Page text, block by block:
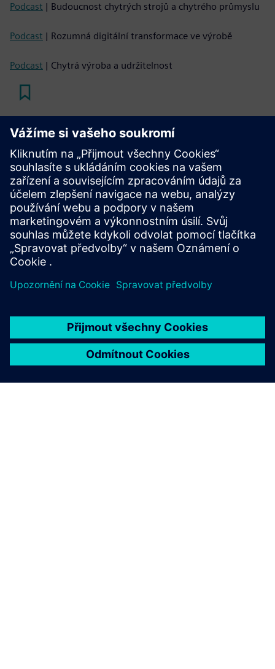
Podcast | Budoucnost chytrých strojů a chytrého průmyslu
Podcast | Rozumná digitální transformace ve výrobě
Podcast | Chytrá výroba a udržitelnost
K přečtení
Informační leták
| Využití simulace provozu a optimalizace
průchodnosti ke zlepšení výkonnosti výroby
E-kniha| Šest klíčů k úspěšné chytré výrobě
Případové studie| Prozkoumejte příběhy o úspěchu
digitální výroby